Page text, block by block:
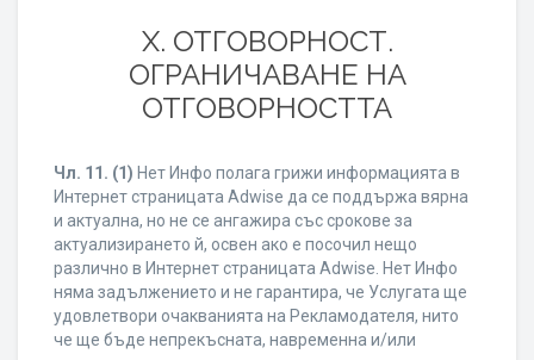
X. ОТГОВОРНОСТ.
ОГРАНИЧАВАНЕ НА
ОТГОВОРНОСТТА
Чл. 11. (1) Нет Инфо полага грижи информацията в
Интернет страницата Adwise да се поддържа вярна
и актуална, но не се ангажира със срокове за
актуализирането й, освен ако е посочил нещо
различно в Интернет страницата Adwise. Нет Инфо
няма задължението и не гарантира, че Услугата ще
удовлетвори очакванията на Рекламодателя, нито
че ще бъде непрекъсната, навременна и/или